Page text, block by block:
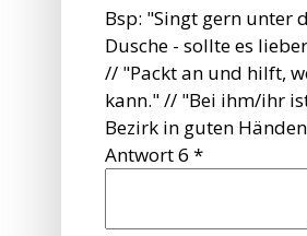
Bsp: "Singt gern unter
Dusche - sollte es
// "Packt an und hilft,
kann." // "Bei ihm/ihr
Bezirk in guten
Antwort 6 *